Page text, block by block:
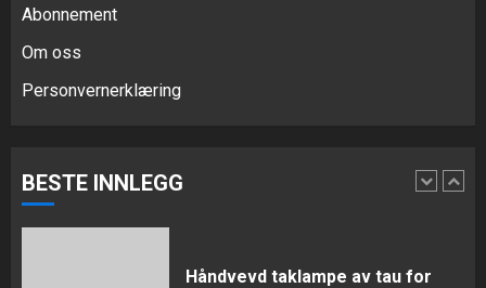
Abonnement
Om oss
Personvernerklæring
BESTE INNLEGG
1
2
Ivory keramisk hengelampe for